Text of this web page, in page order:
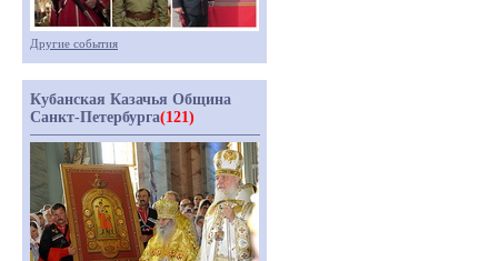
Другие события
Кубанская Казачья Община
Санкт-Петербурга(121)